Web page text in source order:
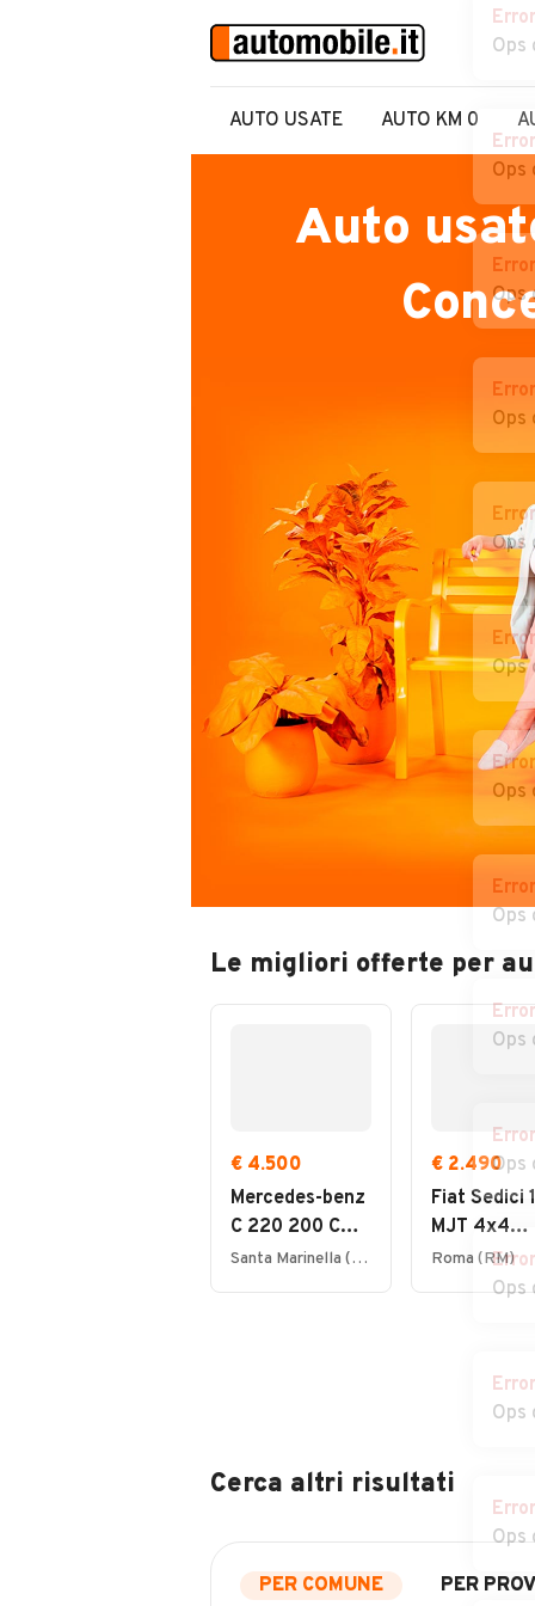
AUTO USATE AUTO KM 0
Auto
Le migliori offerte per
€ 4.500
Mercedes-benz
C 220 200 CDI
S.W. Classic
Santa Marinella (RM)
€ 2.490
Fiat Sedici
MJT 4x4
Dynamic
Roma (RM)
Cerca altri risultati
PER COMUNE PER
Error
Ops
Error
Ops
Error
Ops
Error
Ops
Error
Ops
Error
Ops
Error
Ops
Error
Ops
Error
Ops
Error
Ops
Error
Ops
Error
Ops
Error
Ops